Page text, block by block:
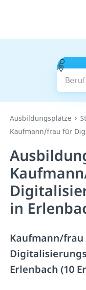
Beruf
Ausbildungsplätze
Kaufmann/frau für
in
Kaufmann/
Erlenbach (10